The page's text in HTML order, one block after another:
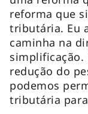
reforma que
tributária. Eu
caminha na
simplificação.
redução do
podemos
tributária